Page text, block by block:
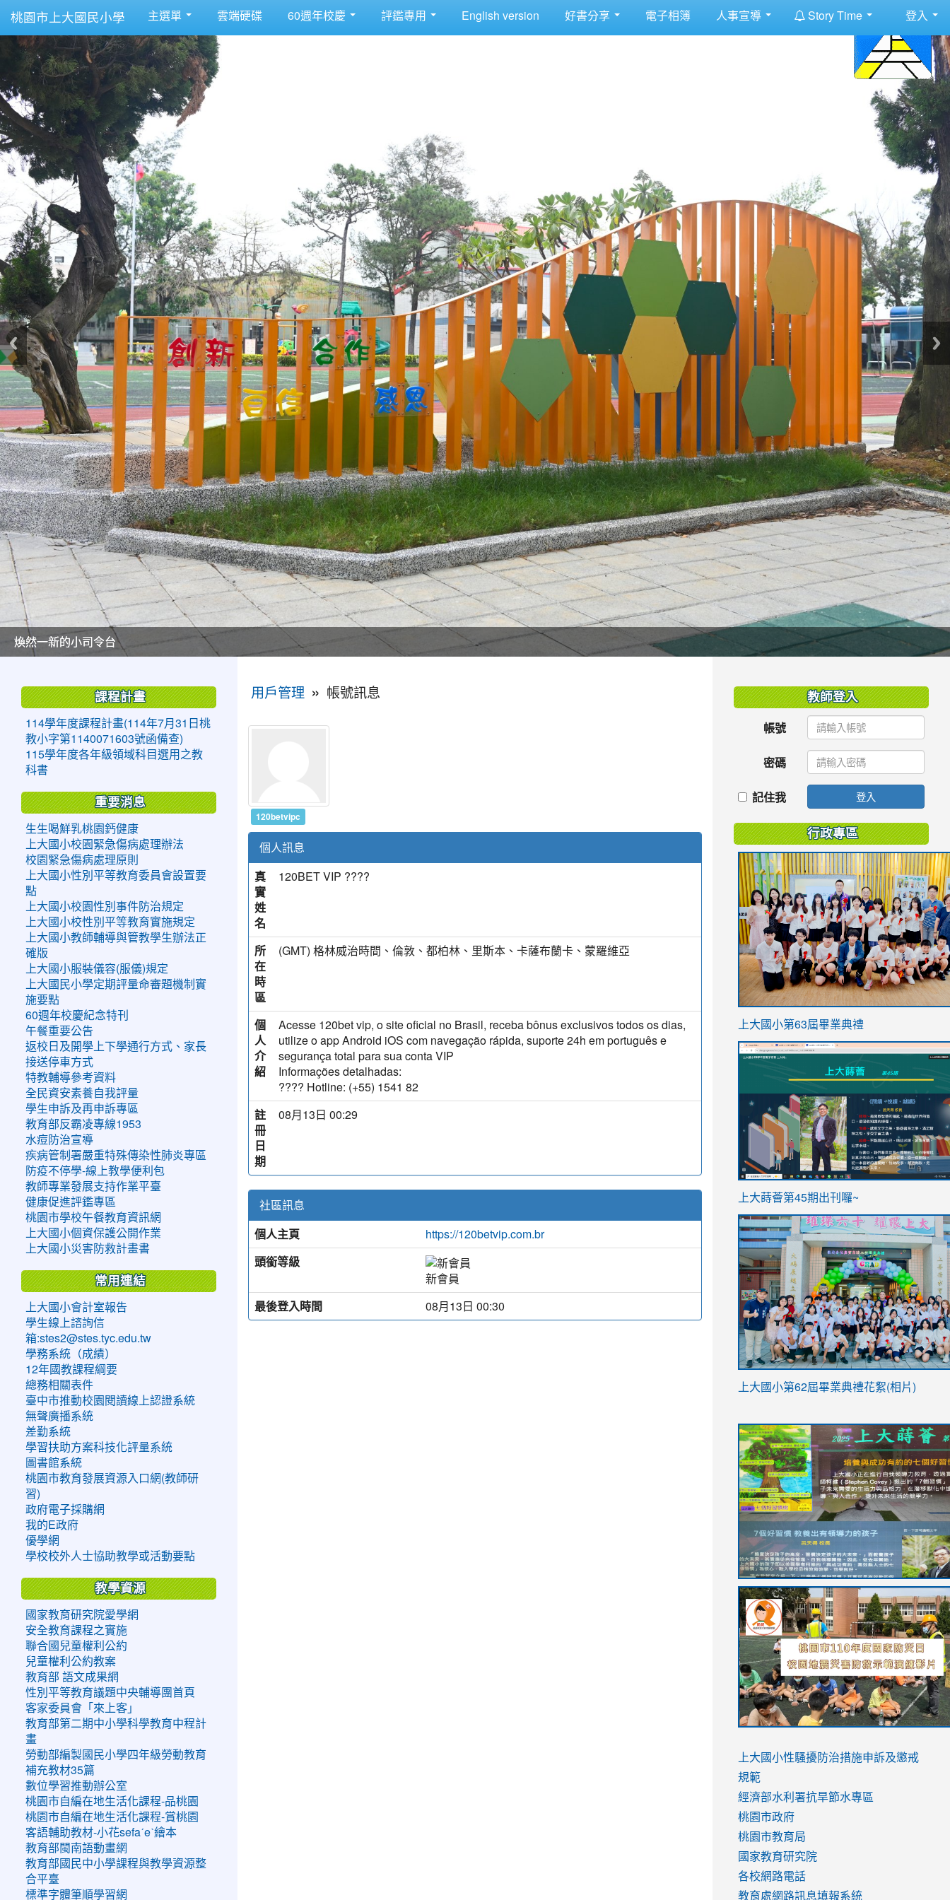
桃園市上大國民小學 主選單 雲端硬碟 60週年校慶 評鑑專用 English version 好書分享 電子相簿 人事宣導 Story Time 登入
美麗的操場是我們活力的來源
美麗的操場是我們活力的來源
煥然一新的小司令台
煥然一新的小司令台
富含桃園埤塘田園風光意象的中廊
富含桃園埤塘田園風光意象的中廊
嶄新的中庭廣場
嶄新的中庭廣場
水生池生生不息
水生池生生不息
用戶管理 » 帳號訊息
120betvipc
個人訊息
真
實
姓
名
120BET VIP ????
所
在
時
區
(GMT) 格林威治時間、倫敦、都柏林、里斯本、卡薩布蘭卡、蒙羅維亞
個
人
介
紹
Acesse 120bet vip, o site oficial no Brasil, receba bônus exclusivos todos os dias,
utilize o app Android iOS com navegação rápida, suporte 24h em português e
segurança total para sua conta VIP
Informações detalhadas:
???? Hotline: (+55) 1541 82
註
冊
日
期
08月13日 00:29
社區訊息
個人主頁
https://120betvip.com.br
頭銜等級
新會員
最後登入時間
08月13日 00:30
課程計畫
114學年度課程計畫(114年7月31日桃
教小字第1140071603號函備查)
115學年度各年級領域科目選用之教
科書
重要消息
生生喝鮮乳桃園鈣健康
上大國小校園緊急傷病處理辦法
校園緊急傷病處理原則
上大國小性別平等教育委員會設置要
點
上大國小校園性別事件防治規定
上大國小校性別平等教育實施規定
上大國小教師輔導與管教學生辦法正
確版
上大國小服裝儀容(服儀)規定
上大國民小學定期評量命審題機制實
施要點
60週年校慶紀念特刊
午餐重要公告
返校日及開學上下學通行方式、家長
接送停車方式
特教輔導參考資料
全民資安素養自我評量
學生申訴及再申訴專區
教育部反霸凌專線1953
水痘防治宣導
疾病管制署嚴重特殊傳染性肺炎專區
防疫不停學-線上教學便利包
教師專業發展支持作業平臺
健康促進評鑑專區
桃園市學校午餐教育資訊網
上大國小個資保護公開作業
上大國小災害防救計畫書
常用連結
上大國小會計室報告
學生線上諮詢信
箱:stes2@stes.tyc.edu.tw
學務系統（成績）
12年國教課程綱要
總務相關表件
臺中市推動校園閱讀線上認證系統
無聲廣播系統
差勤系統
學習扶助方案科技化評量系統
圖書館系統
桃園市教育發展資源入口網(教師研
習)
政府電子採購網
我的E政府
優學網
學校校外人士協助教學或活動要點
教學資源
國家教育研究院愛學網
安全教育課程之實施
聯合國兒童權利公約
兒童權利公約教案
教育部 語文成果網
性別平等教育議題中央輔導團首頁
客家委員會「來上客」
教育部第二期中小學科學教育中程計
畫
勞動部編製國民小學四年級勞動教育
補充教材35篇
數位學習推動辦公室
桃園市自編在地生活化課程-品桃園
桃園市自編在地生活化課程-賞桃園
客語輔助教材-小花sefaˊeˋ繪本
教育部閩南語動畫網
教育部國民中小學課程與教學資源整
合平臺
標準字體筆順學習網
教師登入
帳號
密碼
記住我 登入
行政專區
link
https://sites.google.com/stes.tyc.edu.tw/
上大國小第63屆畢業典禮
link
ink
https://sites.google.com/stes.tyc.edu.tw/
link
https://sites.google.com/stes.tyc.edu.tw/
上大蒔薈第45期出刊囉~
link
YfDQppRvyMk686kIw6SBbssEIZ6WnT/
usp=sharing
上大國小第62屆畢業典禮花絮(相片)
to
https://drive.google.com/file/d/1I-
YfDQppRvyMk686kIw6SBbssEIZ6WnT/
usp=sharing
to
https://sites.google.com/stes.tyc.edu.tw/
link
to
https://sites.google.com/stes.tyc.edu.tw/
link
to
https://drive.google.com/file/d/
usp=sharing
link
to
https://youtu.be/jJOMVWY3-
8M
link
to
https://drive.google.com/file/d/
usp=sharing
to
https://www.youtube.com/watch?
v=hC_gdZndU9s
to
https://www.youtube.com/watch?
v=hC_gdZndU9s
link
to
https://www.youtube.com/watch?
v=mfpNykQ0g4M
上大國小性騷擾防治措施申訴及懲戒
規範
經濟部水利署抗旱節水專區
桃園市政府
桃園市教育局
國家教育研究院
各校網路電話
教育處網路訊息填報系統